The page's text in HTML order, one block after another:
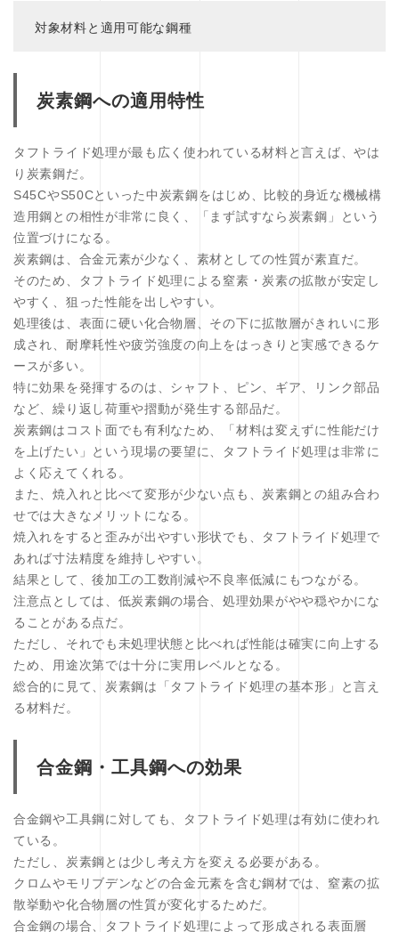
対象材料と適用可能な鋼種
炭素鋼への適用特性
タフトライド処理が最も広く使われている材料と言えば、やは
り炭素鋼だ。
S45CやS50Cといった中炭素鋼をはじめ、比較的身近な機械構
造用鋼との相性が非常に良く、「まず試すなら炭素鋼」という
位置づけになる。
炭素鋼は、合金元素が少なく、素材としての性質が素直だ。
そのため、タフトライド処理による窒素・炭素の拡散が安定し
やすく、狙った性能を出しやすい。
処理後は、表面に硬い化合物層、その下に拡散層がきれいに形
成され、耐摩耗性や疲労強度の向上をはっきりと実感できるケ
ースが多い。
特に効果を発揮するのは、シャフト、ピン、ギア、リンク部品
など、繰り返し荷重や摺動が発生する部品だ。
炭素鋼はコスト面でも有利なため、「材料は変えずに性能だけ
を上げたい」という現場の要望に、タフトライド処理は非常に
よく応えてくれる。
また、焼入れと比べて変形が少ない点も、炭素鋼との組み合わ
せでは大きなメリットになる。
焼入れをすると歪みが出やすい形状でも、タフトライド処理で
あれば寸法精度を維持しやすい。
結果として、後加工の工数削減や不良率低減にもつながる。
注意点としては、低炭素鋼の場合、処理効果がやや穏やかにな
ることがある点だ。
ただし、それでも未処理状態と比べれば性能は確実に向上する
ため、用途次第では十分に実用レベルとなる。
総合的に見て、炭素鋼は「タフトライド処理の基本形」と言え
る材料だ。
合金鋼・工具鋼への効果
合金鋼や工具鋼に対しても、タフトライド処理は有効に使われ
ている。
ただし、炭素鋼とは少し考え方を変える必要がある。
クロムやモリブデンなどの合金元素を含む鋼材では、窒素の拡
散挙動や化合物層の性質が変化するためだ。
合金鋼の場合、タフトライド処理によって形成される表面層